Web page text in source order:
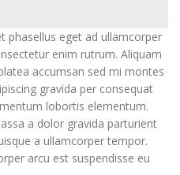
phasellus eget ad ullamcorper
enim rutrum. Aliquam
accumsan sed mi montes
gravida per consequat
lobortis elementum.
a dolor gravida parturient
a ullamcorper tempor.
arcu est suspendisse eu